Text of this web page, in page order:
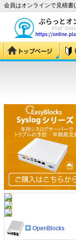
会員はオンラインで見積書(
OpenBlocks